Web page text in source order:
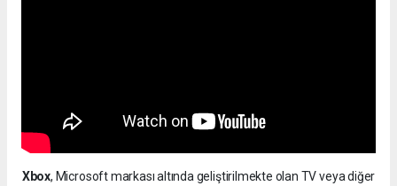
Xbox, Microsoft markası altında geliştirilmekte olan TV veya diğer